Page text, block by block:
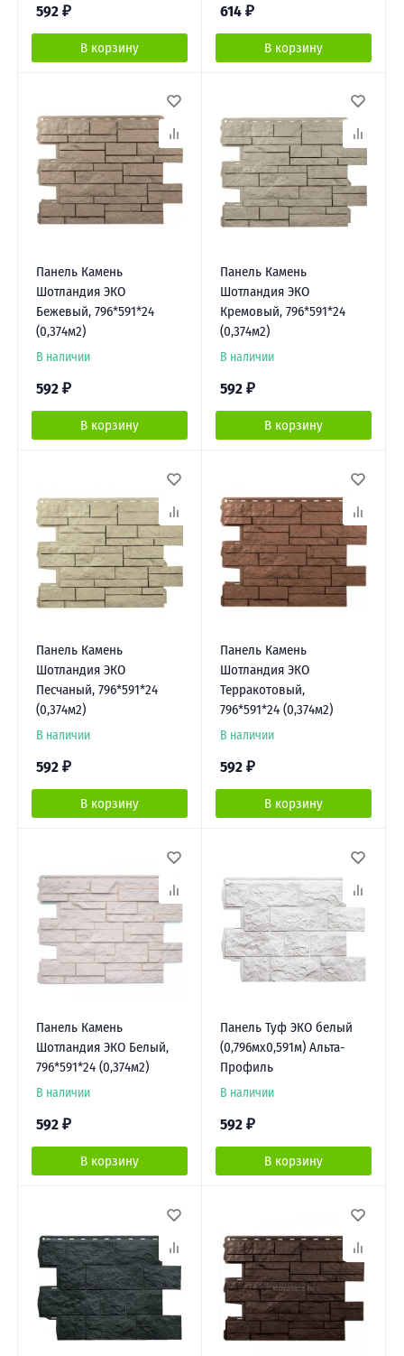
592 ₽
В корзину
614 ₽
В корзину
Панель Камень
Шотландия ЭКО
Бежевый, 796*591*24
(0,374м2)
В наличии
592 ₽
В корзину
Панель Камень
Шотландия ЭКО
Кремовый, 796*591*24
(0,374м2)
В наличии
592 ₽
В корзину
Панель Камень
Шотландия ЭКО
Песчаный, 796*591*24
(0,374м2)
В наличии
592 ₽
В корзину
Панель Камень
Шотландия ЭКО
Терракотовый,
796*591*24 (0,374м2)
В наличии
592 ₽
В корзину
Панель Камень
Шотландия ЭКО Белый,
796*591*24 (0,374м2)
В наличии
592 ₽
В корзину
Панель Туф ЭКО белый
(0,796мх0,591м) Альта-
Профиль
В наличии
592 ₽
В корзину